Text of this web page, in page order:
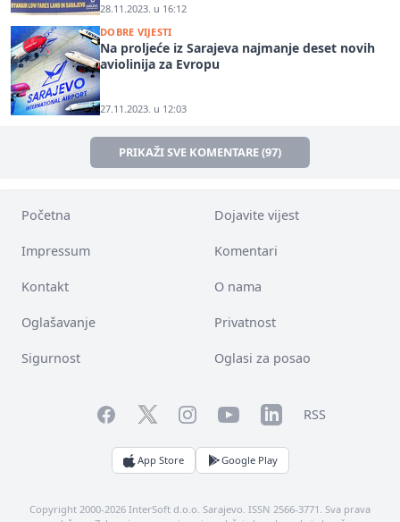
28.11.2023. u 16:12
DOBRE VIJESTI
Na proljeće iz Sarajeva najmanje deset novih
aviolinija za Evropu
27.11.2023. u 12:03
PRIKAŽI SVE KOMENTARE (97)
Početna Dojavite vijest
Impressum Komentari
Kontakt O nama
Oglašavanje Privatnost
Sigurnost Oglasi za posao
FacebookTwitterInstagramYouTubeLinkedInRSS
App Store Google Play
Copyright 2000-2026 InterSoft d.o.o. Sarajevo. ISSN 2566-3771. Sva prava